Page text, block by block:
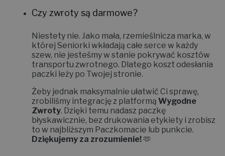
Czy zwroty są darmowe?
Niestety nie. Jako mała, rzemieślnicza marka, w
której Seniorki wkładają całe serce w każdy
szew, nie jesteśmy w stanie pokrywać kosztów
transportu zwrotnego. Dlatego koszt odesłania
paczki leży po Twojej stronie.
Żeby jednak maksymalnie ułatwić Ci sprawę,
zrobiliśmy integrację z platformą Wygodne
Zwroty. Dzięki temu nadasz paczkę
błyskawicznie, bez drukowania etykiety i zrobisz
to w najbliższym Paczkomacie lub punkcie.
Dziękujemy za zrozumienie!🫶